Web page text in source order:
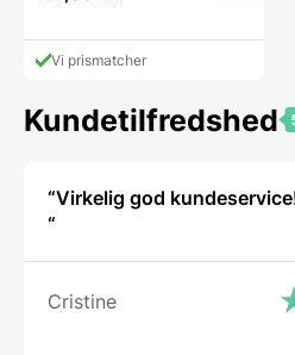
var:
699,00 DKK.
aktuelle
prisVi prismatcher
Kundetilfredshed
“Virkelig god
“
Cristine